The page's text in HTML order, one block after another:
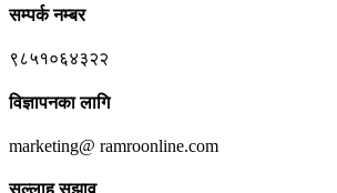
सम्पर्क नम्बर
९८५१०६४३२२
विज्ञापनका लागि
marketing@ ramroonline.com